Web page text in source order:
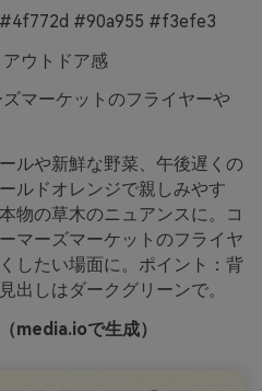
#90a955 #f3efe3
ウトドア感
マーケットのフライヤーや
ルや新鮮な野菜、午後遅くの
ルドオレンジで親しみやす
物の草木のニュアンスに。コ
マーズマーケットのフライヤ
したい場面に。ポイント：背
出しはダークグリーンで。
media.ioで生成）